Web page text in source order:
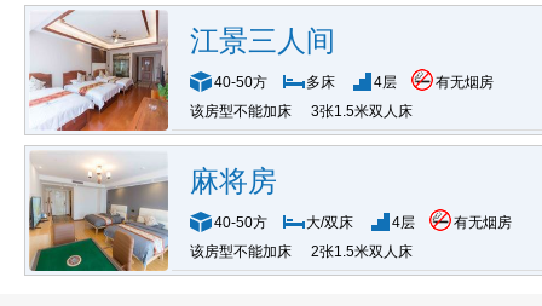
江景三人间
40-50方 多床 4层
有无烟房
该房型不能加床
3张1.5米双人床
麻将房
40-50方 大/双床 4层
有无烟房
该房型不能加床
2张1.5米双人床